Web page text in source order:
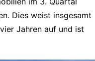
Dies weist insgesamt
Jahren auf und ist